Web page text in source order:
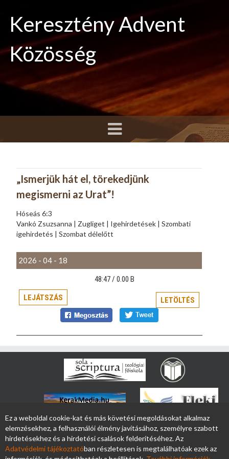
Keresztény Advent
Közösség
„Ismerjük hát el, törekedjünk
megismerni az Urat”!
Hóseás 6:3
Vankó Zsuzsanna | Zugliget | Igehirdetések | Szombati
igehirdetés | Szombat délelőtt
2026 - 04 - 18
48:47 / 0.00 B
LEJÁTSZÁS
LETÖLTÉS
Ez a weboldal cookie-kat és más követési megoldásokat alkalmaz
elemzésekhez, a felhasználói élmény javításához, személyre szabott
hirdetésekhez és a hirdetési csalások felderítéséhez. Az
Adatvédelmi tájékoztatóban részletesen is megtalálhatóak ezek az